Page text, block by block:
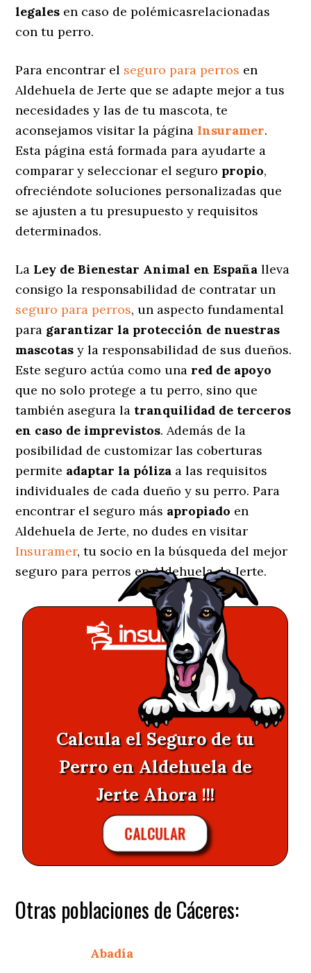
legales en caso de polémicasrelacionadas
con tu perro.
Para encontrar el seguro para perros en
Aldehuela de Jerte que se adapte mejor a tus
necesidades y las de tu mascota, te
aconsejamos visitar la página Insuramer.
Esta página está formada para ayudarte a
comparar y seleccionar el seguro propio,
ofreciéndote soluciones personalizadas que
se ajusten a tu presupuesto y requisitos
determinados.
La Ley de Bienestar Animal en España lleva
consigo la responsabilidad de contratar un
seguro para perros, un aspecto fundamental
para garantizar la protección de nuestras
mascotas y la responsabilidad de sus dueños.
Este seguro actúa como una red de apoyo
que no solo protege a tu perro, sino que
también asegura la tranquilidad de terceros
en caso de imprevistos. Además de la
posibilidad de customizar las coberturas
permite adaptar la póliza a las requisitos
individuales de cada dueño y su perro. Para
encontrar el seguro más apropiado en
Aldehuela de Jerte, no dudes en visitar
Insuramer, tu socio en la búsqueda del mejor
seguro para perros en Aldehuela de Jerte.
Calcula el Seguro de tu
Perro en Aldehuela de
Jerte Ahora !!!
CALCULAR
Otras poblaciones de Cáceres:
Abadía